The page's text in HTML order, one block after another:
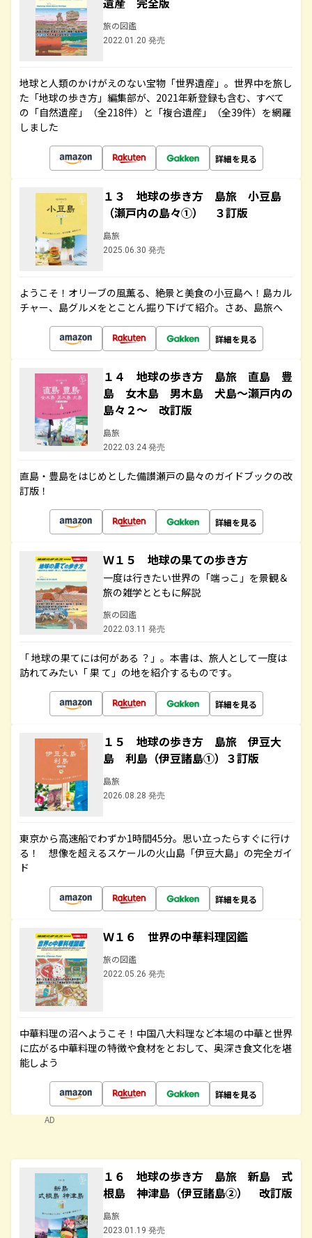
旅の図鑑
2022.01.20 発売
地球と人類のかけがえのない宝物「世界遺産」。世界中を旅し
た「地球の歩き方」編集部が、2021年新登録も含む、すべて
の「自然遺産」（全218件）と「複合遺産」（全39件）を網羅
しました
詳細を見る
１３ 地球の歩き方 島旅 小豆島
（瀬戸内の島々①） ３訂版
島旅
2025.06.30 発売
ようこそ！オリーブの風薫る、絶景と美食の小豆島へ！島カル
チャー、島グルメをとことん掘り下げて紹介。さあ、島旅へ
詳細を見る
１４ 地球の歩き方 島旅 直島 豊
島 女木島 男木島 犬島～瀬戸内の
島々２～ 改訂版
島旅
2022.03.24 発売
直島・豊島をはじめとした備讃瀬戸の島々のガイドブックの改
訂版！
詳細を見る
Ｗ１５ 地球の果ての歩き方
一度は行きたい世界の「端っこ」を景観＆
旅の雑学とともに解説
旅の図鑑
2022.03.11 発売
「 地球の果てには何がある ？」。本書は、旅人として一度は
訪れてみたい「 果 て」の地を紹介するものです。
詳細を見る
１５ 地球の歩き方 島旅 伊豆大
島 利島（伊豆諸島①）３訂版
島旅
2026.08.28 発売
東京から高速船でわずか1時間45分。思い立ったらすぐに行け
る！ 想像を超えるスケールの火山島「伊豆大島」の完全ガイ
ド
詳細を見る
Ｗ１６ 世界の中華料理図鑑
旅の図鑑
2022.05.26 発売
中華料理の沼へようこそ！中国八大料理など本場の中華と世界
に広がる中華料理の特徴や食材をとおして、奥深き食文化を堪
能しよう
詳細を見る
AD
１６ 地球の歩き方 島旅 新島 式
根島 神津島（伊豆諸島②） 改訂版
島旅
2023.01.19 発売